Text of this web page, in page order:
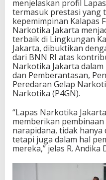
menjelaskan profil
termasuk prestasi yang
kepemimpinan Kalapas
Narkotika Jakarta
terbaik di Lingkungan
Jakarta, dibuktikan
dari BNN RI atas
Narkotika Jakarta
dan Pemberantasan,
Peredaran Gelap
Narkotika (P4GN).
“Lapas Narkotika
memberikan
narapidana, tidak
tetapi juga dalam hal
mereka,” jelas R. Andika